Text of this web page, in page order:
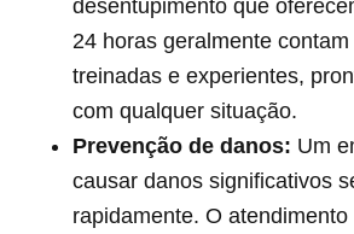
desentupimento que
24 horas geralmente
treinadas e experientes,
com qualquer situação.
Prevenção de danos: Um
causar danos significativos
rapidamente. O